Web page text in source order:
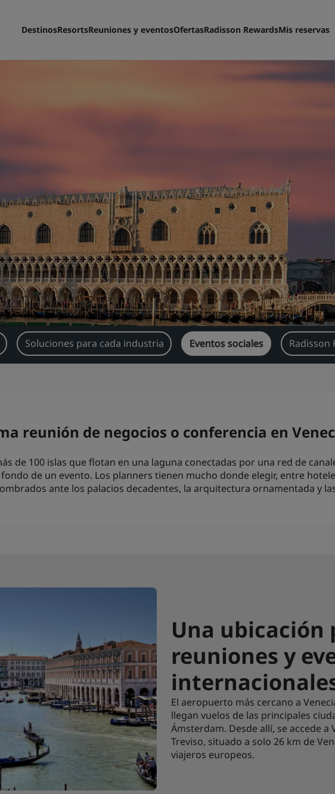
DestinosResortsReuniones y eventosOfertasRadisson RewardsMis reservas
Soluciones para cada industria Eventos sociales Radisson
reunión de negocios o conferencia en
de 100 islas que flotan en una laguna conectadas por una red de
de un evento. Los planners tienen mucho donde elegir, entre
ante los palacios decadentes, la arquitectura ornamentada y
Una ubicación
reuniones y
El aeropuerto más cercano a
llegan vuelos de las principales
Ámsterdam. Desde allí, se accede
Treviso, situado a solo 26 km de
viajeros europeos.